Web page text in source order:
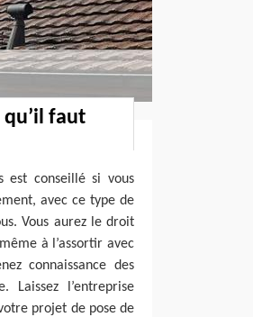
faut
est conseillé si vous
avec ce type de
Vous aurez le droit
à l’assortir avec
connaissance des
Laissez l’entreprise
projet de pose de